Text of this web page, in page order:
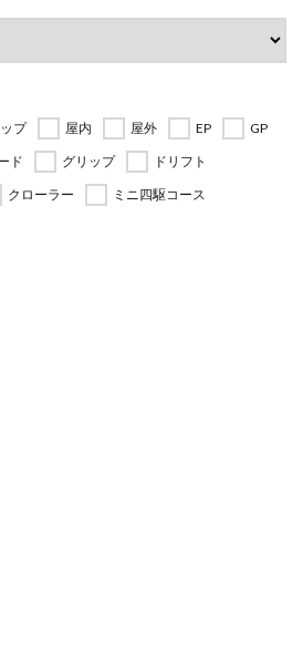
プ 屋内 屋外 EP
GP
ド グリップ
ドリフト
クローラー ミニ四駆コース